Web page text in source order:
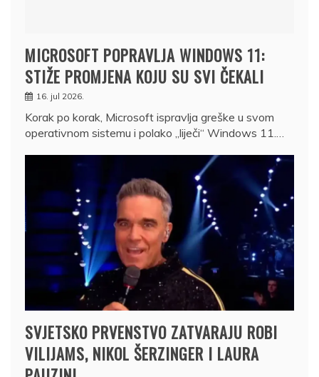
MICROSOFT POPRAVLJA WINDOWS 11:
STIŽE PROMJENA KOJU SU SVI ČEKALI
16. jul 2026.
Korak po korak, Microsoft ispravlja greške u svom
operativnom sistemu i polako „liječi“ Windows 11.…
SVJETSKO PRVENSTVO ZATVARAJU ROBI
VILIJAMS, NIKOL ŠERZINGER I LAURA